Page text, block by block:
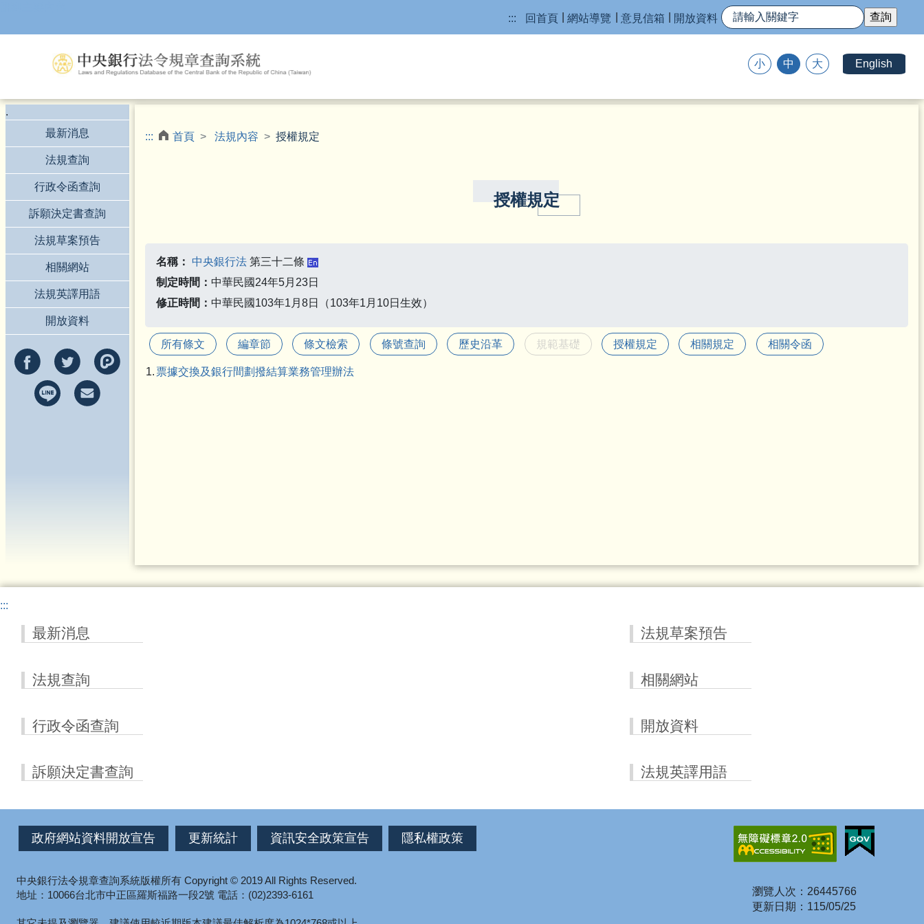
:::
回首頁 網站導覽 意見信箱 開放資料
小 中 大 English
.
最新消息
法規查詢
行政令函查詢
訴願決定書查詢
法規草案預告
相關網站
法規英譯用語
開放資料
::: 首頁 法規內容 授權規定
授權規定
名稱： 中央銀行法 第三十二條
制定時間： 中華民國24年5月23日
修正時間： 中華民國103年1月8日（103年1月10日生效）
所有條文 編章節 條文檢索 條號查詢 歷史沿革 規範基礎 授權規定 相關規定 相關令函
1. 票據交換及銀行間劃撥結算業務管理辦法
:::
最新消息 法規草案預告
法規查詢 相關網站
行政令函查詢 開放資料
訴願決定書查詢 法規英譯用語
政府網站資料開放宣告 更新統計 資訊安全政策宣告 隱私權政策
中央銀行法令規章查詢系統版權所有Copyright © 2019 All Rights Reserved.
地址：10066台北市中正區羅斯福路一段2號 電話：(02)2393-6161
瀏覽人次：26445766
更新日期：115/05/25